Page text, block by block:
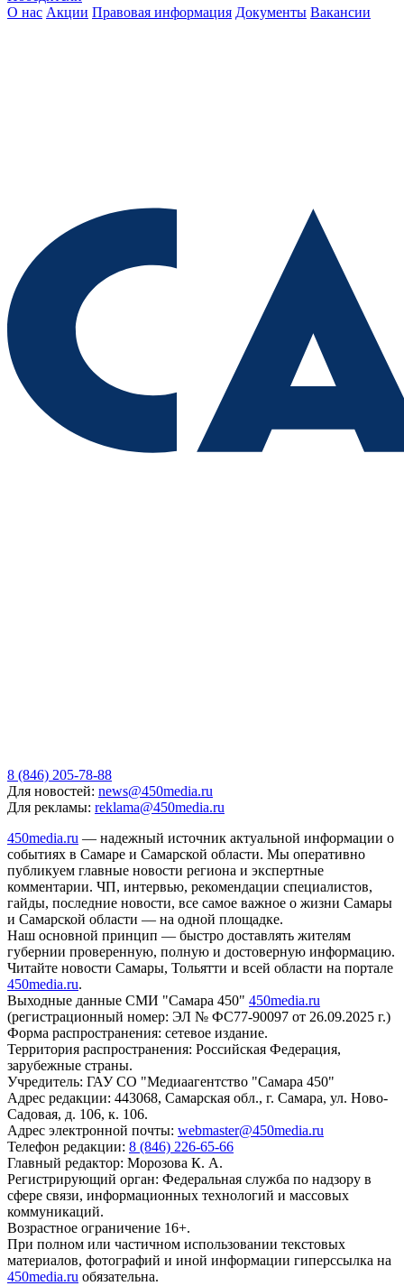
О нас Акции Правовая информация Документы Вакансии
8 (846) 205-78-88
Для новостей: news@450media.ru
Для рекламы: reklama@450media.ru
450media.ru — надежный источник актуальной информации о
событиях в Самаре и Самарской области. Мы оперативно
публикуем главные новости региона и экспертные
комментарии. ЧП, интервью, рекомендации специалистов,
гайды, последние новости, все самое важное о жизни Самары
и Самарской области — на одной площадке.
Наш основной принцип — быстро доставлять жителям
губернии проверенную, полную и достоверную информацию.
Читайте новости Самары, Тольятти и всей области на портале
450media.ru.
Выходные данные СМИ "Самара 450" 450media.ru
(регистрационный номер: ЭЛ № ФС77-90097 от 26.09.2025 г.)
Форма распространения: сетевое издание.
Территория распространения: Российская Федерация,
зарубежные страны.
Учредитель: ГАУ СО "Медиаагентство "Самара 450"
Адрес редакции: 443068, Самарская обл., г. Самара, ул. Ново-
Садовая, д. 106, к. 106.
Адрес электронной почты: webmaster@450media.ru
Телефон редакции: 8 (846) 226-65-66
Главный редактор: Морозова К. А.
Регистрирующий орган: Федеральная служба по надзору в
сфере связи, информационных технологий и массовых
коммуникаций.
Возрастное ограничение 16+.
При полном или частичном использовании текстовых
материалов, фотографий и иной информации гиперссылка на
450media.ru обязательна.